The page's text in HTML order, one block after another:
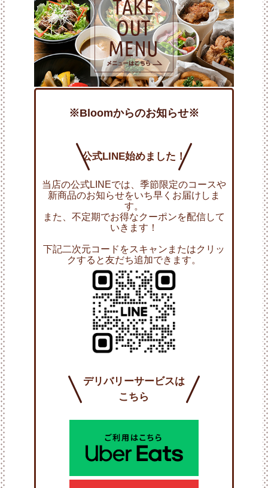
※Bloomからのお知らせ※
公式LINE始めました！
当店の公式LINEでは、季節限定のコースや
新商品のお知らせをいち早くお届けしま
す。
また、不定期でお得なクーポンを配信して
いきます！
下記二次元コードをスキャンまたはクリッ
クすると友だち追加できます。
デリバリーサービスは
こちら